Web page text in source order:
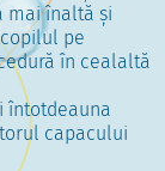
mai înaltă și
pe
în cealaltă
întotdeauna
capacului